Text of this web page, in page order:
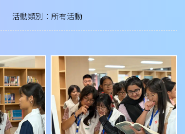
活動類別：所有活動